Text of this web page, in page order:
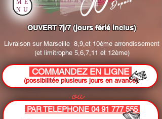
COMMANDEZ EN LIGNE
(possibilitée plusieurs jours en avance)
ou
Livraison sur Marseille 8,9,et 10ème arrondissement
(et limitrophe 5,6,7,11 et 12ème)
OUVERT 7j/7 (jours férié inclus)
PAR TELEPHONE 04 91 777 555
ME
NU